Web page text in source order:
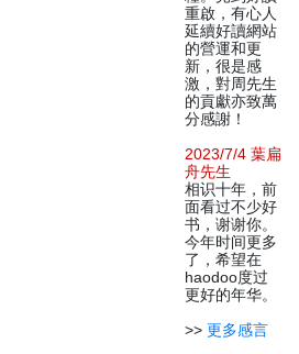
重啟，有心人
延續好讀網站
的營運和更
新，很是感
激，對周先生
的貢獻亦致萬
分感謝！
2023/7/4 葉扁
舟先生
相识十年，前
面看过不少好
书，谢谢你。
今年时间更多
了，希望在
haodoo度过
更好的年华。
>> 更多感言